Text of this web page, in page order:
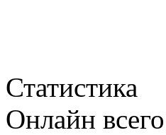
Статистика
Онлайн